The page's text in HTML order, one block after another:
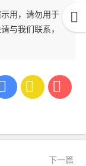
用，请勿用于
与我们联系，
下一篇